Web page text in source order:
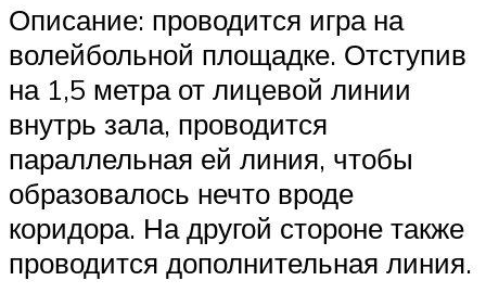
Описание: проводится игра на
волейбольной площадке. Отступив
на 1,5 метра от лицевой линии
внутрь зала, проводится
параллельная ей линия, чтобы
образовалось нечто вроде
коридора. На другой стороне также
проводится дополнительная линия.